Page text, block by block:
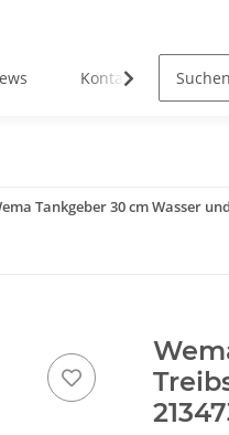
Kontakt
Tankgeber 30 cm Wasser